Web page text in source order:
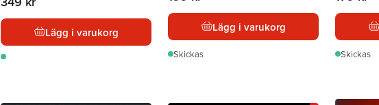
Lägg i varukorg Lägg i varukorg
Skickas Skickas